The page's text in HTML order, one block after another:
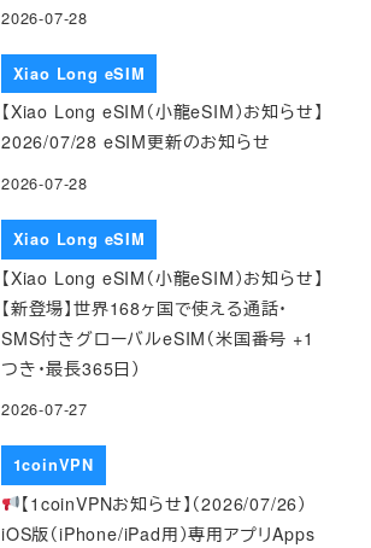
2026-07-28
Xiao Long eSIM
【Xiao Long eSIM（小龍eSIM）お知らせ】
2026/07/28 eSIM更新のお知らせ
2026-07-28
Xiao Long eSIM
【Xiao Long eSIM（小龍eSIM）お知らせ】
【新登場】世界168ヶ国で使える通話・
SMS付きグローバルeSIM（米国番号 +1
つき・最長365日）
2026-07-27
1coinVPN
【1coinVPNお知らせ】（2026/07/26）
iOS版（iPhone/iPad用）専用アプリApps